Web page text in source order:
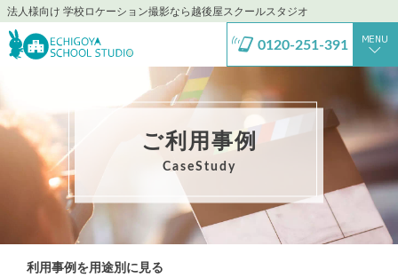
法人様向け 学校ロケーション撮影なら越後屋スクールスタジオ
0120-251-391
ご利用事例
CaseStudy
利用事例を用途別に見る